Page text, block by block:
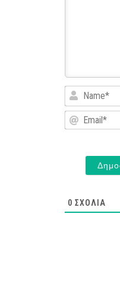
0 ΣΧΌΛΙΑ